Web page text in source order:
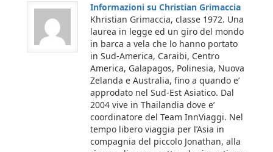
Informazioni su Christian Grimaccia
Khristian Grimaccia, classe 1972. Una
laurea in legge ed un giro del mondo
in barca a vela che lo hanno portato
in Sud-America, Caraibi, Centro
America, Galapagos, Polinesia, Nuova
Zelanda e Australia, fino a quando e’
approdato nel Sud-Est Asiatico. Dal
2004 vive in Thailandia dove e’
coordinatore del Team InnViaggi. Nel
tempo libero viaggia per l’Asia in
compagnia del piccolo Jonathan, alla